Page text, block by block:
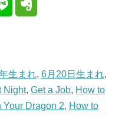
生まれ, 6月20日生まれ,
Night, Get a Job, How to
Your Dragon 2, How to